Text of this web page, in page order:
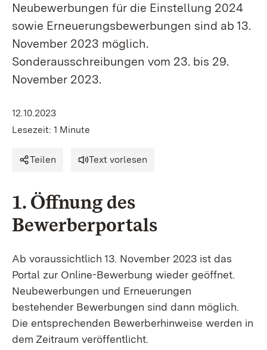
Neubewerbungen für die Einstellung 2024
sowie Erneuerungsbewerbungen sind ab 13.
November 2023 möglich.
Sonderausschreibungen vom 23. bis 29.
November 2023.
12.10.2023
Lesezeit: 1 Minute
Teilen Text vorlesen
1. Öffnung des
Bewerberportals
Ab voraussichtlich 13. November 2023 ist das
Portal zur Online-Bewerbung wieder geöffnet.
Neubewerbungen und Erneuerungen
bestehender Bewerbungen sind dann möglich.
Die entsprechenden Bewerberhinweise werden in
dem Zeitraum veröffentlicht.